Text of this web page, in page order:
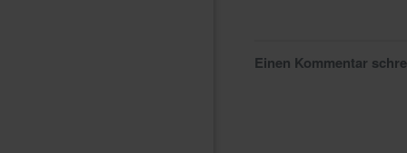
Einen Kommentar